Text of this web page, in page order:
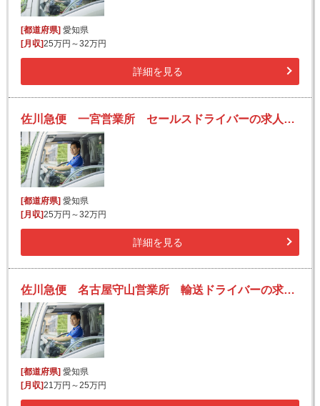
[都道府県] 愛知県
[月収]25万円～32万円
詳細を見る
佐川急便 一宮営業所 セールスドライバーの求人！安定収入と働きがい！大手の佐川急便で長期的に活躍できるチャンス♪
[都道府県] 愛知県
[月収]25万円～32万円
詳細を見る
佐川急便 名古屋守山営業所 輸送ドライバーの求人！安定収入と働きがい！大手の佐川急便で長期的に活躍できるチャンス♪
[都道府県]愛知県
[月収]21万円～25万円